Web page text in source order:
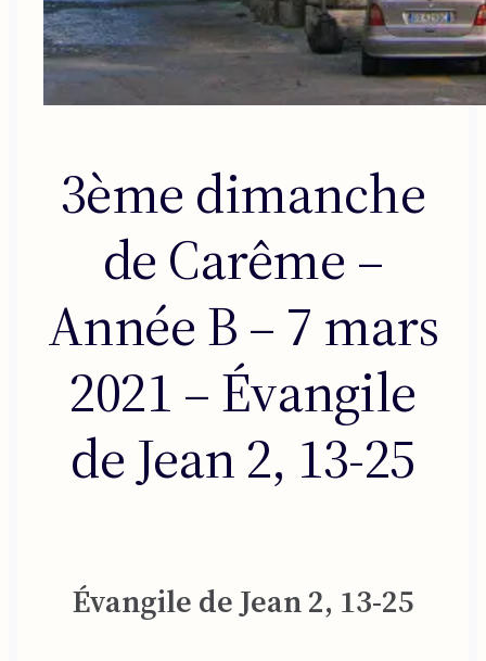
3ème dimanche
de Carême –
Année B – 7 mars
2021 – Évangile
de Jean 2, 13-25
Évangile de Jean 2, 13-25